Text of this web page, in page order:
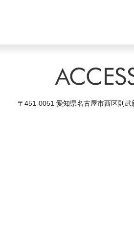
〒451-0051 愛知県名古屋市西区則